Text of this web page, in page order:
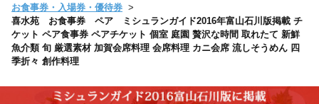
お食事券・入場券・優待券
喜水苑 お食事券 ペア ミシュランガイド2016年富山石川版掲載 チ
ケット ペア食事券 ペアチケット 個室 庭園 贅沢な時間 取れたて 新鮮
魚介類 旬 厳選素材 加賀会席料理 会席料理 カニ会席 流しそうめん 四
季折々 創作料理